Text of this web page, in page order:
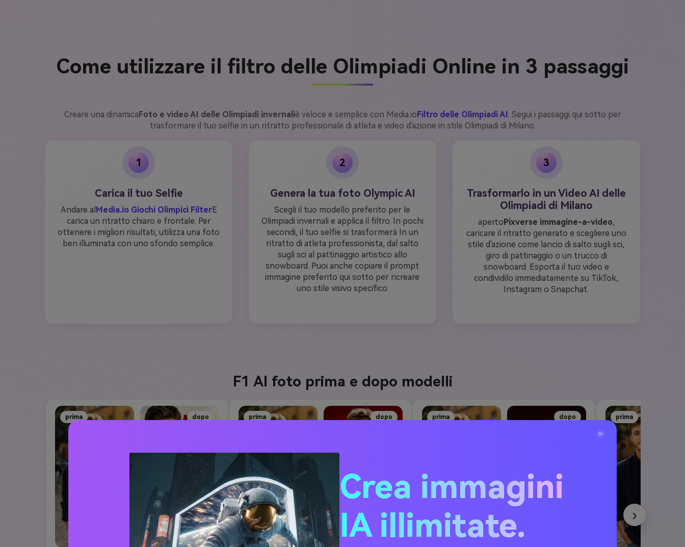
Come utilizzare il filtro delle Olimpiadi Online in 3 passaggi
Creare una dinamicaFoto e video AI delle Olimpiadi invernaliè veloce e semplice con Media.ioFiltro delle Olimpiadi AI. Segui i passaggi qui sotto per
trasformare il tuo selfie in un ritratto professionale di atleta e video d'azione in stile Olimpiadi di Milano.
1
Carica il tuo Selfie
Andare al Media.io Giochi Olimpici FilterE
carica un ritratto chiaro e frontale. Per
ottenere i migliori risultati, utilizza una foto
ben illuminata con uno sfondo semplice.
2
Genera la tua foto Olympic AI
Scegli il tuo modello preferito per le
Olimpiadi invernali e applica il filtro. In pochi
secondi, il tuo selfie si trasformerà In un
ritratto di atleta professionista, dal salto
sugli sci al pattinaggio artistico allo
snowboard. Puoi anche copiare il prompt
immagine preferito qui sotto per ricreare
uno stile visivo specifico.
3
Trasformarlo in un Video AI delle
Olimpiadi di Milano
apertoPixverse immagine-a-video,
caricare il ritratto generato e scegliere uno
stile d'azione come lancio di salto sugli sci,
giro di pattinaggio o un trucco di
snowboard. Esporta il tuo video e
condividilo immediatamente su TikTok,
Instagram o Snapchat.
F1 AI foto prima e dopo modelli
prima dopo prima dopo prima dopo prima
›
Crea immagini
IA illimitate.